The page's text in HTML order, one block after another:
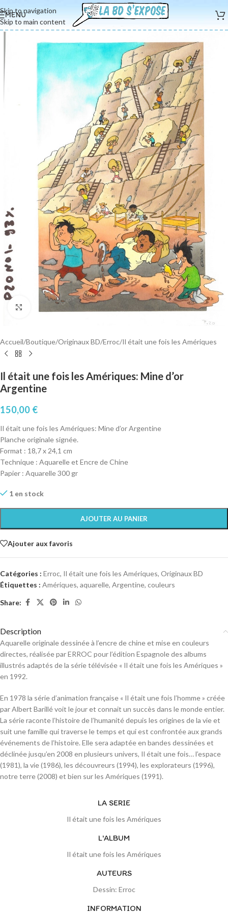
Skip to navigation
Skip to main content
MENU
Cliquez pour agrandir
Accueil/Boutique/Originaux BD/Erroc/Il était une fois les Amériques
Il était une fois les Amériques: Mine d’or
Argentine
150,00 €
Il était une fois les Amériques: Mine d’or Argentine
Planche originale signée.
Format : 18,7 x 24,1 cm
Technique : Aquarelle et Encre de Chine
Papier : Aquarelle 300 gr
1 en stock
AJOUTER AU PANIER
Ajouter aux favoris
Catégories : Erroc, Il était une fois les Amériques, Originaux BD
Étiquettes : Amériques, aquarelle, Argentine, couleurs
Share:
Description
Aquarelle originale dessinée à l’encre de chine et mise en couleurs
directes, réalisée par ERROC pour l’édition Espagnole des albums
illustrés adaptés de la série télévisée « Il était une fois les Amériques »
en 1992.
En 1978 la série d’animation française « Il était une fois l’homme » créée
par Albert Barillé voit le jour et connait un succès dans le monde entier.
La série raconte l’histoire de l’humanité depuis les origines de la vie et
suit une famille qui traverse le temps et qui est confrontée aux grands
événements de l’histoire. Elle sera adaptée en bandes dessinées et
déclinée jusqu’en 2008 en plusieurs univers, Il était une fois… l’espace
(1981), la vie (1986), les découvreurs (1994), les explorateurs (1996),
notre terre (2008) et bien sur les Amériques (1991).
LA SERIE
Il était une fois les Amériques
L'ALBUM
Il était une fois les Amériques
AUTEURS
Dessin: Erroc
INFORMATION